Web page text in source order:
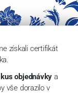
získali certifikát
objednávky a
vše dorazilo v